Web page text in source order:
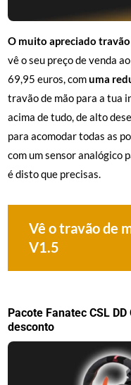
O muito apreciado
vê o seu preço de venda
69,95 euros, comuma
travão de mão para a tua
acima de tudo, de alto
para acomodar todas as
com um sensor analógico
é disto que precisas.
Vê o travão de
V1.5
Pacote Fanatec CSL DD
desconto